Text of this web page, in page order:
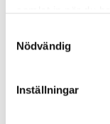
samlat in när du
Nödvändig
Inställningar